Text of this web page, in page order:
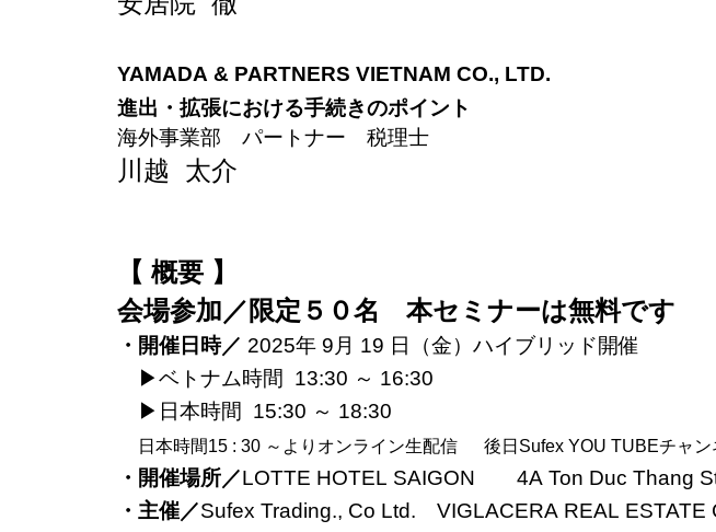
YAMADA & PARTNERS VIETNAM CO., LTD.
進出・拡張における手続きのポイント
海外事業部 パートナー 税理士
川越 太介
【 概要 】
会場参加／限定５０名 本セミナーは無料です
・開催日時／ 2025年 9月 19 日（金）ハイブリッド開催
▶︎ベトナム時間 13:30 ～ 16:30
▶︎日本時間 15:30 ～ 18:30
日本時間15 : 30 ～よりオンライン生配信 後日Sufex YOU TUBEチャ
・開催場所／LOTTE HOTEL SAIGON 4A Ton Duc Thang
・主催／Sufex Trading., Co Ltd. VIGLACERA REAL ESTATE